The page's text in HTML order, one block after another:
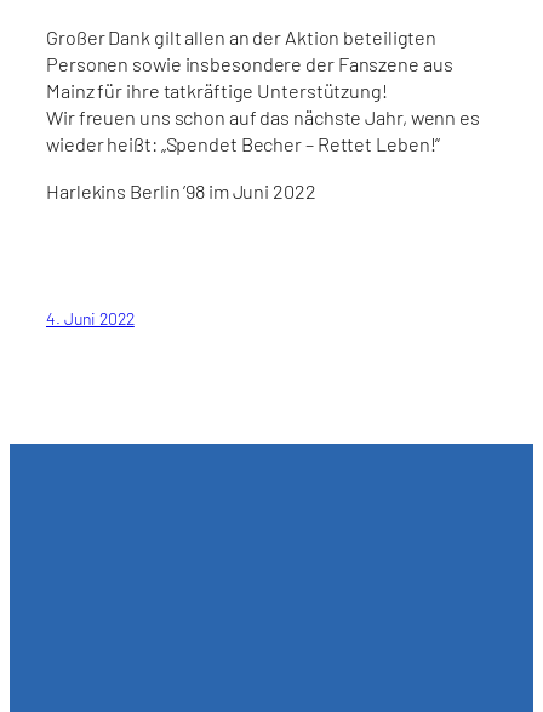
Großer Dank gilt allen an der Aktion beteiligten
Personen sowie insbesondere der Fanszene aus
Mainz für ihre tatkräftige Unterstützung!
Wir freuen uns schon auf das nächste Jahr, wenn es
wieder heißt: „Spendet Becher – Rettet Leben!“
Harlekins Berlin ’98 im Juni 2022
4. Juni 2022